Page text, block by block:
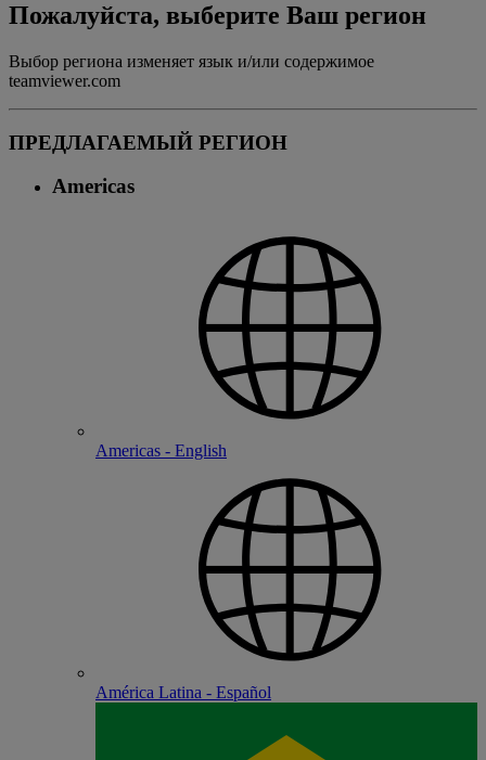
Пожалуйста, выберите Ваш регион
Выбор региона изменяет язык и/или содержимое
teamviewer.com
ПРЕДЛАГАЕМЫЙ РЕГИОН
Americas
Americas - English
América Latina - Español